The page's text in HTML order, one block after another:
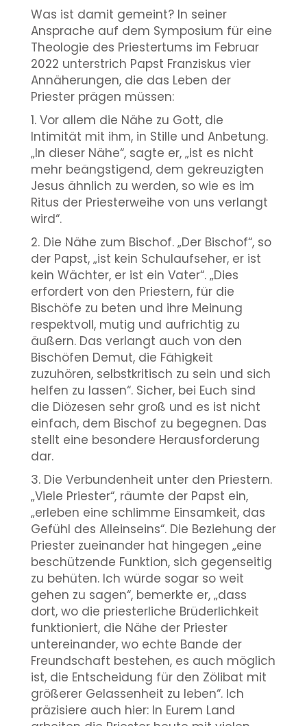
Was ist damit gemeint? In seiner
Ansprache auf dem Symposium für eine
Theologie des Priestertums im Februar
2022 unterstrich Papst Franziskus vier
Annäherungen, die das Leben der
Priester prägen müssen:
1. Vor allem die Nähe zu Gott, die
Intimität mit ihm, in Stille und Anbetung.
„In dieser Nähe“, sagte er, „ist es nicht
mehr beängstigend, dem gekreuzigten
Jesus ähnlich zu werden, so wie es im
Ritus der Priesterweihe von uns verlangt
wird“.
2. Die Nähe zum Bischof. „Der Bischof“, so
der Papst, „ist kein Schulaufseher, er ist
kein Wächter, er ist ein Vater“. „Dies
erfordert von den Priestern, für die
Bischöfe zu beten und ihre Meinung
respektvoll, mutig und aufrichtig zu
äußern. Das verlangt auch von den
Bischöfen Demut, die Fähigkeit
zuzuhören, selbstkritisch zu sein und sich
helfen zu lassen“. Sicher, bei Euch sind
die Diözesen sehr groß und es ist nicht
einfach, dem Bischof zu begegnen. Das
stellt eine besondere Herausforderung
dar.
3. Die Verbundenheit unter den Priestern.
„Viele Priester“, räumte der Papst ein,
„erleben eine schlimme Einsamkeit, das
Gefühl des Alleinseins“. Die Beziehung der
Priester zueinander hat hingegen „eine
beschützende Funktion, sich gegenseitig
zu behüten. Ich würde sogar so weit
gehen zu sagen“, bemerkte er, „dass
dort, wo die priesterliche Brüderlichkeit
funktioniert, die Nähe der Priester
untereinander, wo echte Bande der
Freundschaft bestehen, es auch möglich
ist, die Entscheidung für den Zölibat mit
größerer Gelassenheit zu leben“. Ich
präzisiere auch hier: In Eurem Land